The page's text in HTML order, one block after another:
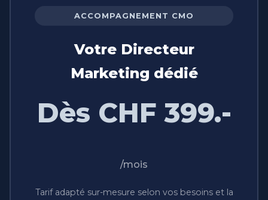
ACCOMPAGNEMENT CMO
Votre Directeur
Marketing dédié
Dès CHF 399.-
/mois
Tarif adapté sur-mesure selon vos besoins et la